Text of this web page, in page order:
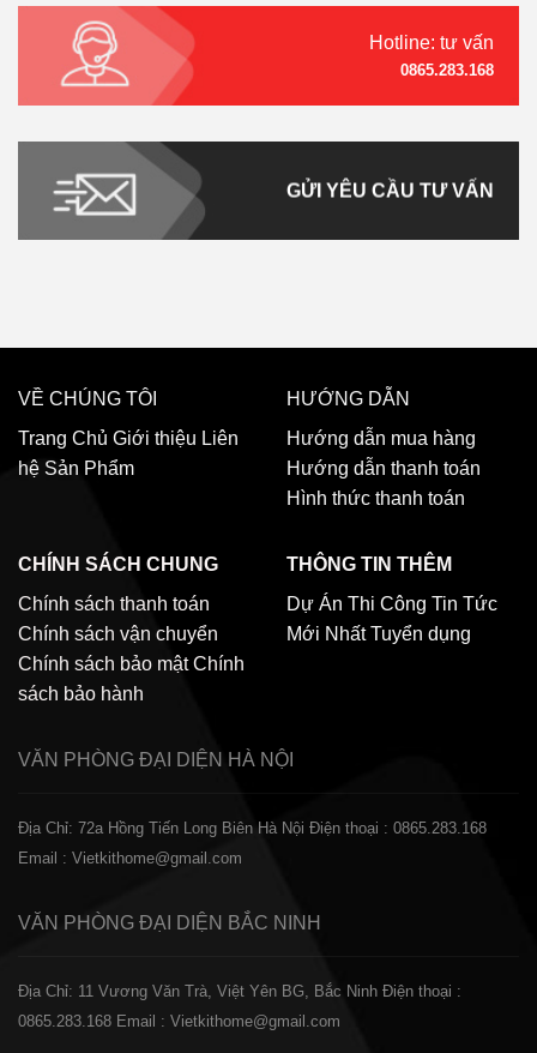
Hotline: tư vấn
0865.283.168
GỬI YÊU CẦU TƯ VẤN
VỀ CHÚNG TÔI
Trang Chủ Giới thiệu Liên
hệ Sản Phẩm
HƯỚNG DẪN
Hướng dẫn mua hàng
Hướng dẫn thanh toán
Hình thức thanh toán
CHÍNH SÁCH CHUNG
Chính sách thanh toán
Chính sách vận chuyển
Chính sách bảo mật Chính
sách bảo hành
THÔNG TIN THÊM
Dự Án Thi Công Tin Tức
Mới Nhất Tuyển dụng
VĂN PHÒNG ĐẠI DIỆN HÀ NỘI
Địa Chỉ: 72a Hồng Tiến Long Biên Hà Nội Điện thoại : 0865.283.168
Email : Vietkithome@gmail.com
VĂN PHÒNG ĐẠI DIỆN BẮC NINH
Địa Chỉ: 11 Vương Văn Trà, Việt Yên BG, Bắc Ninh Điện thoại :
0865.283.168 Email : Vietkithome@gmail.com